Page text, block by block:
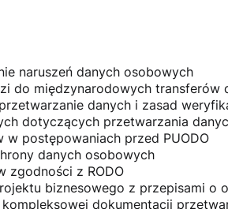
naruszeń danych osobowych
do międzynarodowych transferów
danych i zasad
dotyczących przetwarzania
w postępowaniach przed PUODO
danych osobowych
zgodności z RODO
biznesowego z przepisami o
dokumentacji